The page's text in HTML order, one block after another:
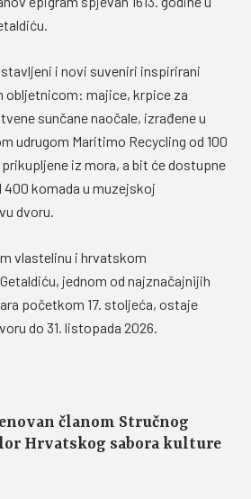
i novi suveniri inspirirani
obljetnicom: majice, krpice za
sunčane naočale, izrađene u
udrugom Maritimo Recycling od 100
iz mora, a bit će dostupne
komada u muzejskoj
dvoru.
vlastelinu i hrvatskom
jednom od najznačajnijih
početkom 17. stoljeća, ostaje
do 31. listopada 2026.
članom Stručnog
Hrvatskog sabora kulture